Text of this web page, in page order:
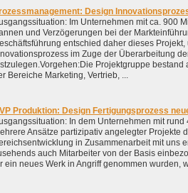
Design
Im Unternehmen mit ca. 900
und Verzögerungen bei der
entschied daher dieses
im Zuge der Überarbeitung
Projektgruppe bestand
Bereiche Marketing, Vertrieb, ...
Produktion: Design Fertigungsprozess
In dem Unternehmen mit
Ansätze partizipativ angelegter Projekte
in Zusammenarbeit mit uns
auch Mitarbeiter von der Basis
ein neues Werk in Angriff genommen wurden,